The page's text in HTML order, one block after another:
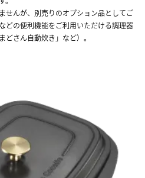
せんが、別売りのオプション品としてご
どの便利機能をご利用いただける調理器
さん自動炊き」など）。